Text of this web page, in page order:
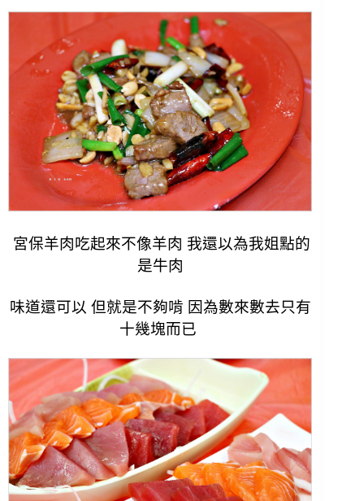
宮保羊肉吃起來不像羊肉 我還以為我姐點的
是牛肉
味道還可以 但就是不夠啃 因為數來數去只有
十幾塊而已